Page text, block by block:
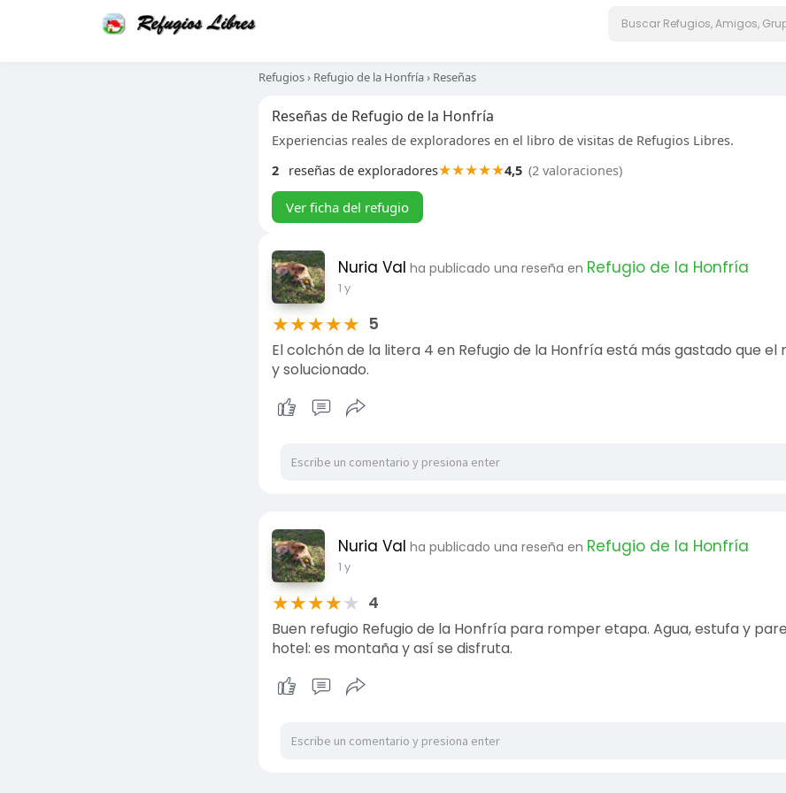
Refugios› Refugio de la Honfría› Reseñas
Reseñas de Refugio de la Honfría
Experiencias reales de exploradores en el libro de visitas de Refugios Libres.
2 reseñas de exploradores★★★★★4,5 (2 valoraciones)
Ver ficha del refugio
Nuria Val ha publicado una reseña en Refugio de la Honfría
1 y
★★★★★ 5
El colchón de la litera 4 en Refugio de la Honfría está más gastado que el
y solucionado.
Nuria Val ha publicado una reseña en Refugio de la Honfría
1 y
★★★★★ 4
Buen refugio Refugio de la Honfría para romper etapa. Agua, estufa y
hotel: es montaña y así se disfruta.